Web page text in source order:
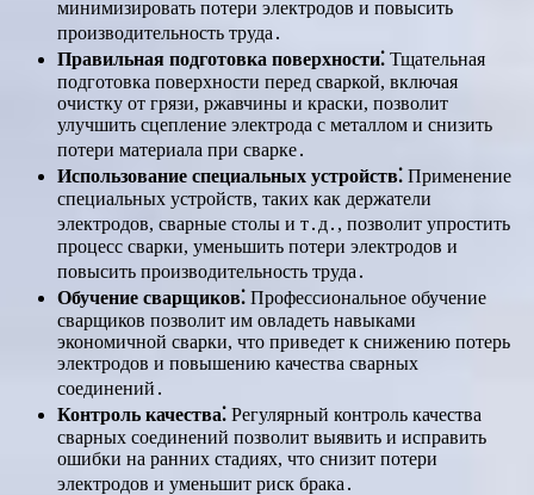
минимизировать потери электродов и повысить
производительность труда․
Правильная подготовка поверхности⁚ Тщательная
подготовка поверхности перед сваркой, включая
очистку от грязи, ржавчины и краски, позволит
улучшить сцепление электрода с металлом и снизить
потери материала при сварке․
Использование специальных устройств⁚ Применение
специальных устройств, таких как держатели
электродов, сварные столы и т․д․, позволит упростить
процесс сварки, уменьшить потери электродов и
повысить производительность труда․
Обучение сварщиков⁚ Профессиональное обучение
сварщиков позволит им овладеть навыками
экономичной сварки, что приведет к снижению потерь
электродов и повышению качества сварных
соединений․
Контроль качества⁚ Регулярный контроль качества
сварных соединений позволит выявить и исправить
ошибки на ранних стадиях, что снизит потери
электродов и уменьшит риск брака․